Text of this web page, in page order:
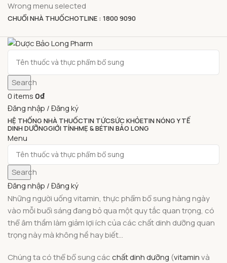
Wrong menu selected
CHUỔI NHÀ THUỐCHOTLINE : 1800 9090
Search
0items 0₫
Đăng nhập / Đăng ký
HỆ THỐNG NHÀ THUỐCTIN TỨCSỨC KHỎETIN NÓNG Y TẾ
DINH DƯỠNGGIỚI TÍNHMẸ & BÉTIN BẢO LONG
Menu
Search
Đăng nhập / Đăng ký
Những người uống vitamin, thực phẩm bổ sung hàng ngày
vào mỗi buổi sáng đang bỏ qua một quy tắc quan trọng, có
thể âm thầm làm giảm lợi ích của các chất dinh dưỡng quan
trọng này mà không hề hay biết…
Chúng ta có thể bổ sung cácchất dinh dưỡng (vitaminvà